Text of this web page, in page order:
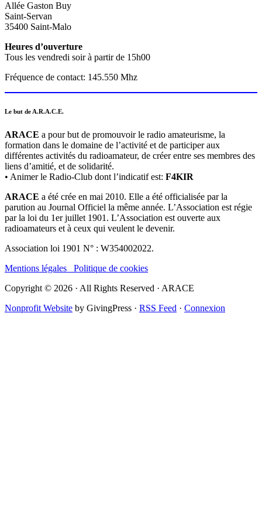
Allée Gaston Buy
Saint-Servan
35400 Saint-Malo
Heures d’ouverture
Tous les vendredi soir à partir de 15h00
Fréquence de contact: 145.550 Mhz
Le but de A.R.A.C.E.
ARACE a pour but de promouvoir le radio amateurisme, la
formation dans le domaine de l’activité et de participer aux
différentes activités du radioamateur, de créer entre ses membres des
liens d’amitié, et de solidarité.
• Animer le Radio-Club dont l’indicatif est: F4KIR
ARACE a été crée en mai 2010. Elle a été officialisée par la
parution au Journal Officiel la même année. L’Association est régie
par la loi du 1er juillet 1901. L’Association est ouverte aux
radioamateurs et à ceux qui veulent le devenir.
Association loi 1901 N° : W354002022.
Mentions légales Politique de cookies
Copyright © 2026 · All Rights Reserved · ARACE
Nonprofit Website by GivingPress · RSS Feed · Connexion